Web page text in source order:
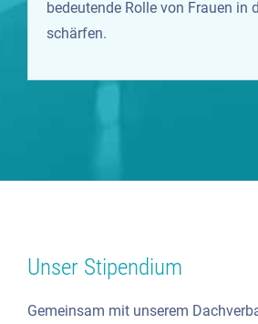
bedeutende Rolle von Frauen in
schärfen.
Unser Stipendium
Gemeinsam mit unserem